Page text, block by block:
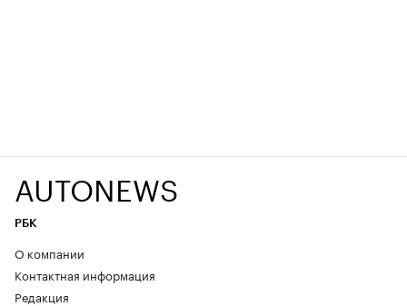
AUTONEWS
РБК
О компании
Контактная информация
Редакция